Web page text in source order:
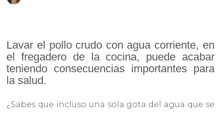
Lavar el pollo crudo con agua corriente, en
el fregadero de la cocina, puede acabar
teniendo consecuencias importantes para
la salud.
¿Sabes que incluso una sola gota del agua que se